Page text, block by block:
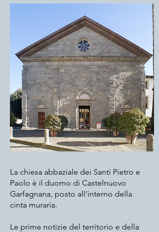
La chiesa abbaziale dei Santi Pietro e
Paolo è il duomo di Castelnuovo
Garfagnana, posto all’interno della
cinta muraria.
Le prime notizie del territorio e della